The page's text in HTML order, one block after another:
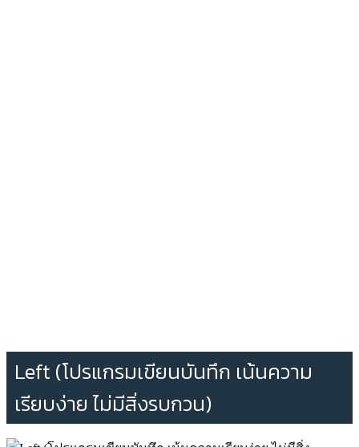
Left (โปรแกรมเขียนบันทึก เน้นความ
เรียบง่าย ไม่มีสิ่งรบกวน)